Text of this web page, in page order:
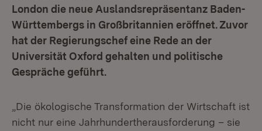
London die neue Auslandsrepräsentanz Baden-
Württembergs in Großbritannien eröffnet. Zuvor
hat der Regierungschef eine Rede an der
Universität Oxford gehalten und politische
Gespräche geführt.
„Die ökologische Transformation der Wirtschaft ist
nicht nur eine Jahrhundertherausforderung – sie